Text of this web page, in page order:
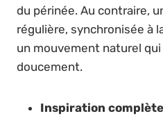
du périnée. Au contraire,
régulière, synchronisée à
un mouvement naturel
doucement.
Inspiration